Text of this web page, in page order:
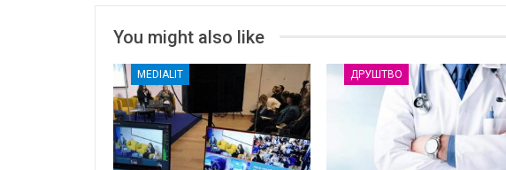
You might also like
MEDIALIT ДРУШТВО